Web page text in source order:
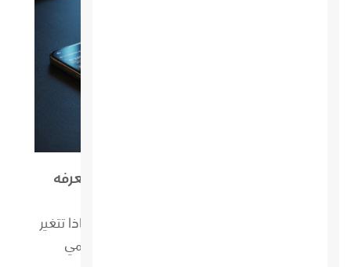
الفوركس وصرف العملات: ما يجب أن يعرفه
اكتشف كيف يعمل صرف العملات فعلياً، ولماذا تتغير
الأسعار، وما الذي يعنيه سوق الفوركس العالمي